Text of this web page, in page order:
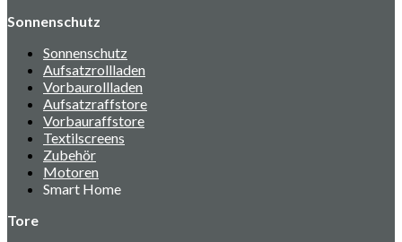
Sonnenschutz
Sonnenschutz
Aufsatzrollladen
Vorbaurollladen
Aufsatzraffstore
Vorbauraffstore
Textilscreens
Zubehör
Motoren
Smart Home
Tore